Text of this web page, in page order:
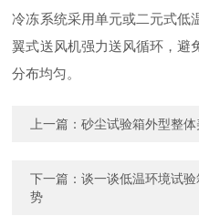
冷冻系统采用单元或二元式低
翼式送风机强力送风循环，避
分布均匀。
上一篇：砂尘试验箱外型整
下一篇：谈一谈低温环境试
势